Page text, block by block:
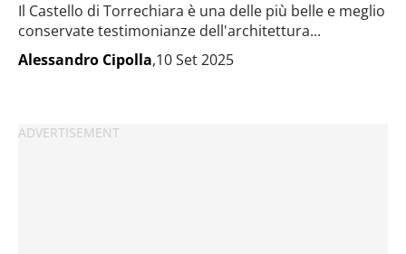
Il Castello di Torrechiara è una delle più belle e meglio
conservate testimonianze dell'architettura...
Alessandro Cipolla,10 Set 2025